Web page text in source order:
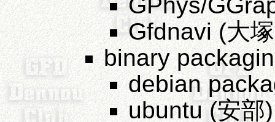
GPhys/
Gfdnavi (大
binary
debian
ubuntu (安部)